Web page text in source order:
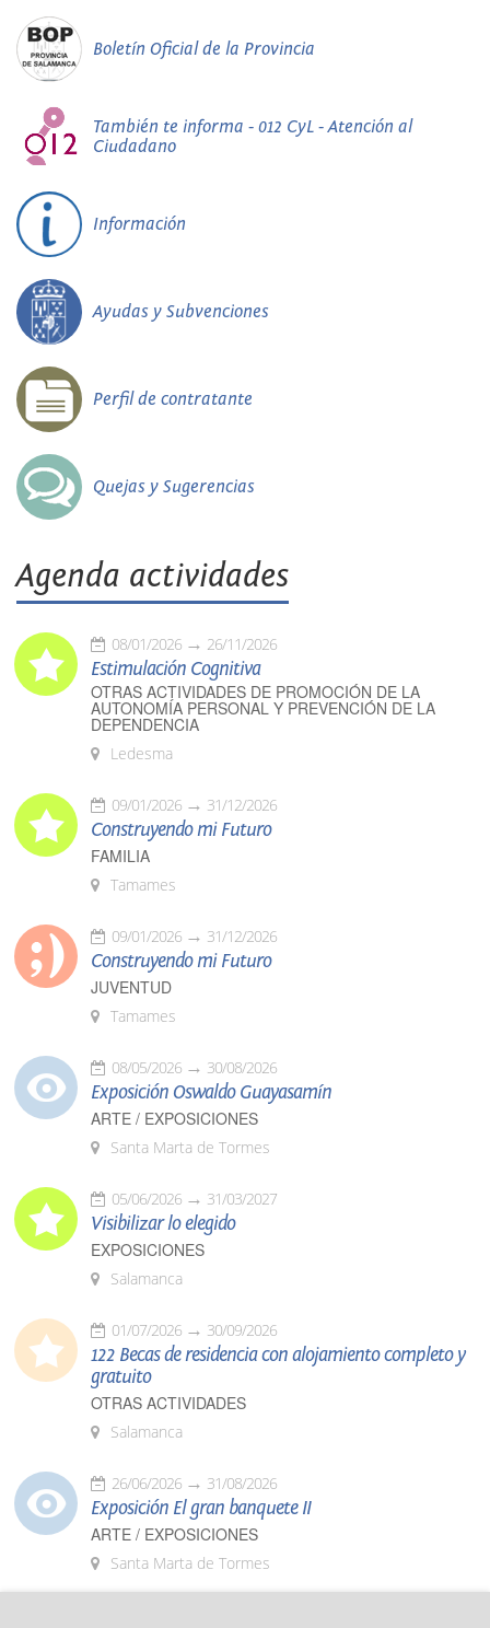
Boletín Oficial de la Provincia
También te informa - 012 CyL - Atención al
Ciudadano
Información
Ayudas y Subvenciones
Perfil de contratante
Quejas y Sugerencias
Agenda actividades
08/01/2026 26/11/2026
Estimulación Cognitiva
OTRAS ACTIVIDADES DE PROMOCIÓN DE LA
AUTONOMÍA PERSONAL Y PREVENCIÓN DE LA
DEPENDENCIA
Ledesma
09/01/2026 31/12/2026
Construyendo mi Futuro
FAMILIA
Tamames
09/01/2026 31/12/2026
Construyendo mi Futuro
JUVENTUD
Tamames
08/05/2026 30/08/2026
Exposición Oswaldo Guayasamín
ARTE / EXPOSICIONES
Santa Marta de Tormes
05/06/2026 31/03/2027
Visibilizar lo elegido
EXPOSICIONES
Salamanca
01/07/2026 30/09/2026
122 Becas de residencia con alojamiento completo y
gratuito
OTRAS ACTIVIDADES
Salamanca
26/06/2026 31/08/2026
Exposición El gran banquete II
ARTE / EXPOSICIONES
Santa Marta de Tormes